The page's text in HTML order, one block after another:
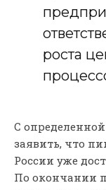
роста
С
заявить, что
России уже
По окончании